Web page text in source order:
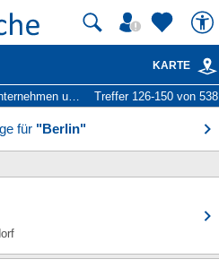
KARTE
und Personen Treffer 126-150 von 538
für "Berlin"